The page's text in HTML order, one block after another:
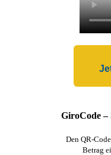
GiroCode –
Den QR-
Betrag